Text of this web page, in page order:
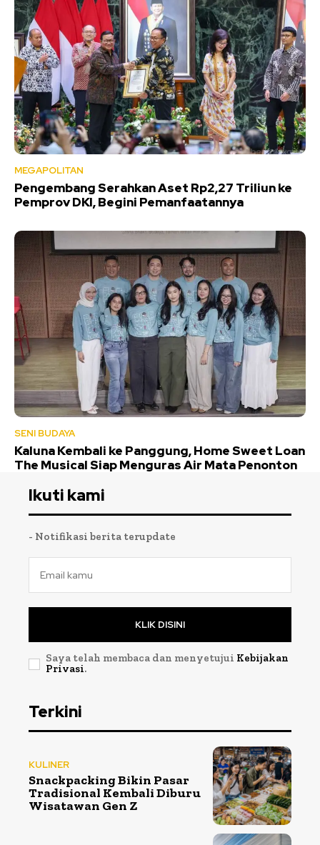
MEGAPOLITAN
Pengembang Serahkan Aset Rp2,27 Triliun ke
Pemprov DKI, Begini Pemanfaatannya
SENI BUDAYA
Kaluna Kembali ke Panggung, Home Sweet Loan
The Musical Siap Menguras Air Mata Penonton
Ikuti kami
- Notifikasi berita terupdate
KLIK DISINI
Saya telah membaca dan menyetujui Kebijakan
Privasi.
Terkini
KULINER
Snackpacking Bikin Pasar
Tradisional Kembali Diburu
Wisatawan Gen Z